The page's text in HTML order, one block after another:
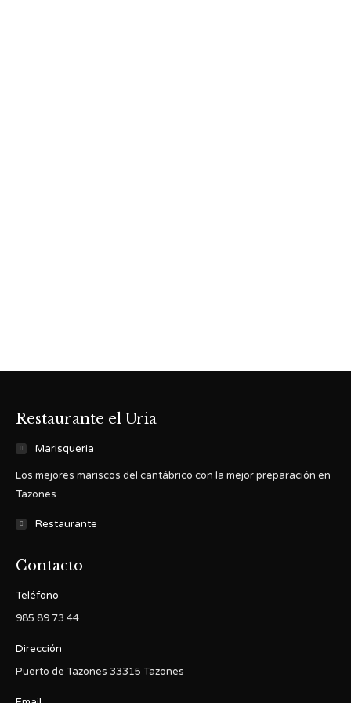
Restaurante el Uria
Marisqueria
Los mejores mariscos del cantábrico con la mejor preparación en
Tazones
Restaurante
Contacto
Teléfono
985 89 73 44
Dirección
Puerto de Tazones 33315 Tazones